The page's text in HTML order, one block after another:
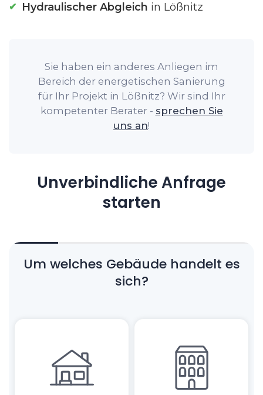
Hydraulischer Abgleich in Lößnitz
Sie haben ein anderes Anliegen im
Bereich der energetischen Sanierung
für Ihr Projekt in Lößnitz? Wir sind Ihr
kompetenter Berater - sprechen Sie
uns an!
Unverbindliche Anfrage
starten